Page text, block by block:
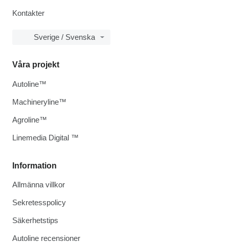
Kontakter
Sverige / Svenska
Information
Allmänna villkor
Sekretesspolicy
Säkerhetstips
Autoline recensioner
Våra projekt
Autoline™
Machineryline™
Agroline™
Linemedia Digital ™